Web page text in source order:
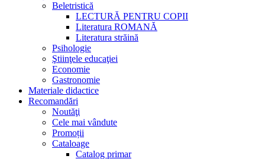
Beletristică
LECTURĂ PENTRU COPII
Literatura ROMANĂ
Literatura străină
Psihologie
Ştiinţele educaţiei
Economie
Gastronomie
Materiale didactice
Recomandări
Noutăţi
Cele mai vândute
Promoții
Cataloage
Catalog primar